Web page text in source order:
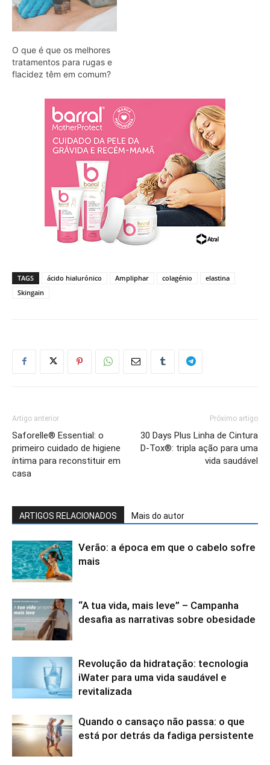
O que é que os melhores
tratamentos para rugas e
flacidez têm em comum?
TAGS ácido hialurónico Ampliphar colagénio
elastina
Skingain
Artigo anterior
Saforelle® Essential: o
primeiro cuidado de higiene
íntima para reconstituir em
casa
Próximo artigo
30 Days Plus Linha de Cintura
D-Tox®: tripla ação para uma
vida saudável
ARTIGOS RELACIONADOS Mais do autor
Verão: a época em que o cabelo sofre
mais
“A tua vida, mais leve” – Campanha
desafia as narrativas sobre obesidade
Revolução da hidratação: tecnologia
iWater para uma vida saudável e
revitalizada
Quando o cansaço não passa: o que
está por detrás da fadiga persistente